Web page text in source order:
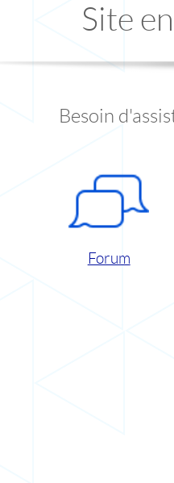
Site
Besoin
Forum